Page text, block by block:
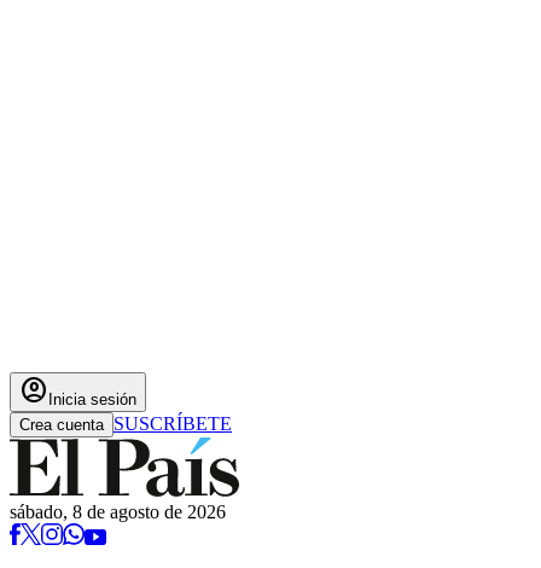
account_circle Inicia sesión
Crea cuenta SUSCRÍBETE
sábado, 8 de agosto de 2026